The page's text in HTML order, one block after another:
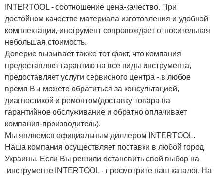
INTERTOOL - соотношение цена-качество. При
достойном качестве материала изготовления и удобной
комплектации, инструмент сопровождает относительная
небольшая стоимость.
Доверие вызывает также тот факт, что компания
предоставляет гарантию на все виды инструмента,
предоставляет услуги сервисного центра - в любое
время Вы можете обратиться за консультацией,
диагностикой и ремонтом(доставку товара на
гарантийное обслуживание и обратно оплачивает
компания-производитель).
Мы являемся официальным диллером INTERTOOL.
Наша компания осуществляет поставки в любой город
Украины. Если Вы решили остановить свой выбор на
инструменте INTERTOOL - просмотрите наш каталог. На